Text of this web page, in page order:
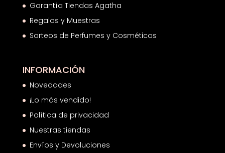
Garantía Tiendas Agatha
Regalos y Muestras
Sorteos de Perfumes y Cosméticos
INFORMACIÓN
Novedades
¡Lo más vendido!
Política de privacidad
Nuestras tiendas
Envíos y Devoluciones